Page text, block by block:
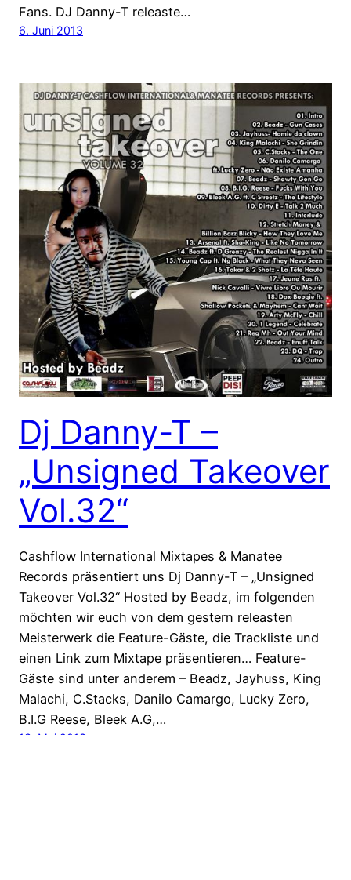
Fans. DJ Danny-T releaste…
6. Juni 2013
Dj Danny-T –
„Unsigned Takeover
Vol.32“
Cashflow International Mixtapes & Manatee
Records präsentiert uns Dj Danny-T – „Unsigned
Takeover Vol.32“ Hosted by Beadz, im folgenden
möchten wir euch von dem gestern releasten
Meisterwerk die Feature-Gäste, die Trackliste und
einen Link zum Mixtape präsentieren… Feature-
Gäste sind unter anderem – Beadz, Jayhuss, King
Malachi, C.Stacks, Danilo Camargo, Lucky Zero,
B.I.G Reese, Bleek A.G,…
13. Mai 2013